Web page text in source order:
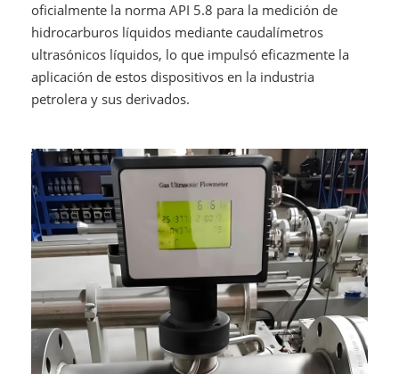
oficialmente la norma API 5.8 para la medición de
hidrocarburos líquidos mediante caudalímetros
ultrasónicos líquidos, lo que impulsó eficazmente la
aplicación de estos dispositivos en la industria
petrolera y sus derivados.